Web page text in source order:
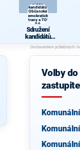
Sdružení
kandidátů
Občanské
demokratické
strany a TOP
09
Sdružení
kandidátů
Občanské
demokratické
strany a TOP
Volby